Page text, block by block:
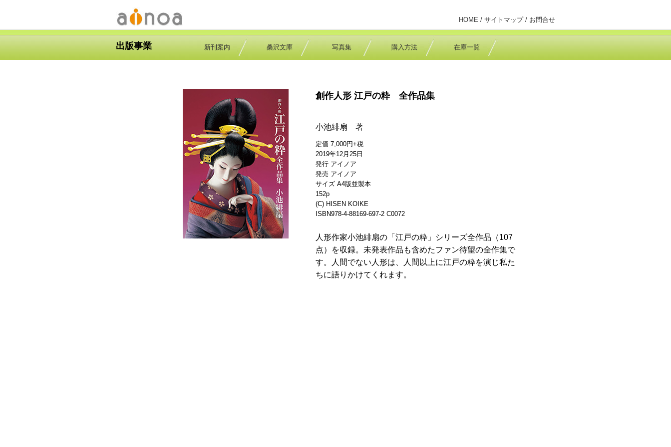
出版事業 在庫一覧
購入方法
写真集
桑沢文庫
新刊案内
創作人形 江戸の粋 全作品集
小池緋扇 著
定価 7,000円+税
2019年12月25日
発行 アイノア
発売 アイノア
サイズ A4版並製本
152p
(C) HISEN KOIKE
ISBN978-4-88169-697-2 C0072
人形作家小池緋扇の「江戸の粋」シリーズ全作品（107
点）を収録。未発表作品も含めたファン待望の全作集で
す。人間でない人形は、人間以上に江戸の粋を演じ私た
ちに語りかけてくれます。
HOME / サイトマップ / お問合せ